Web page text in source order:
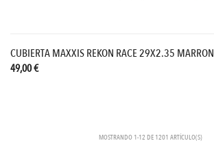
CUBIERTA MAXXIS REKON RACE 29X2.35 MARRON
49,00 €
MOSTRANDO 1-12 DE 1201 ARTÍCULO(S)